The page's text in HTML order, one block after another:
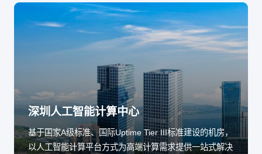
深圳人工智能计算中心
基于国家A级标准、国际Uptime Tier III标准建设的机房，
以人工智能计算平台方式为高端计算需求提供一站式解决